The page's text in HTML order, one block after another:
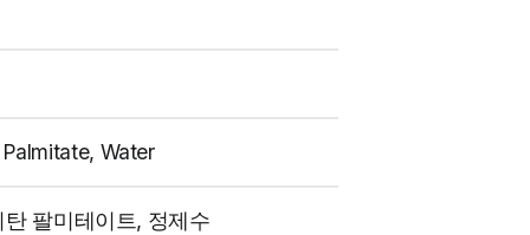
Water
팔미테이트, 정제수